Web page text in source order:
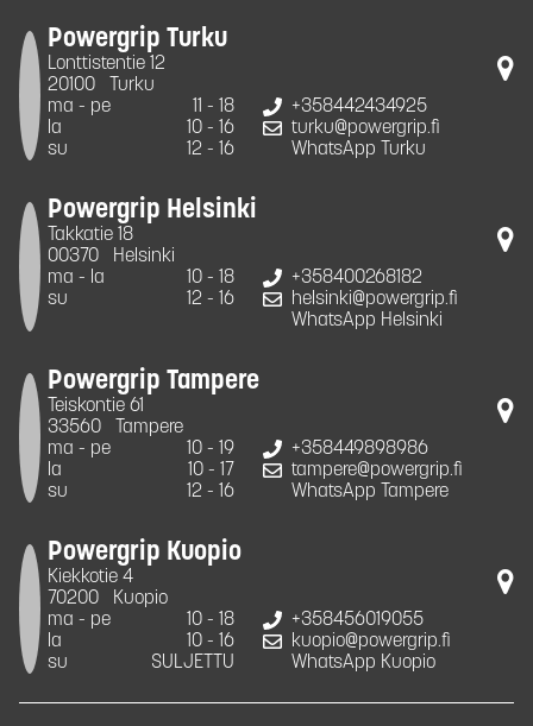
Powergrip Turku
Lonttistentie 12
20100
Turku
ma - pe
11 - 18
la
10 - 16
su
12 - 16
+358442434925
turku@powergrip.fi
WhatsApp Turku
Powergrip Helsinki
Takkatie 18
00370
Helsinki
ma - la
10 - 18
su
12 - 16
+358400268182
helsinki@powergrip.fi
WhatsApp Helsinki
Powergrip Tampere
Teiskontie 61
33560
Tampere
ma - pe
10 - 19
la
10 - 17
su
12 - 16
+358449898986
tampere@powergrip.fi
WhatsApp Tampere
Powergrip Kuopio
Kiekkotie 4
70200
Kuopio
ma - pe
10 - 18
la
10 - 16
su
SULJETTU
+358456019055
kuopio@powergrip.fi
WhatsApp Kuopio